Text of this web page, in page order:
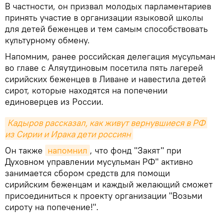
В частности, он призвал молодых парламентариев
принять участие в организации языковой школы
для детей беженцев и тем самым способствовать
культурному обмену.
Напомним, ранее российская делегация мусульман
во главе с Аляутдиновым посетила пять лагерей
сирийских беженцев в Ливане и навестила детей
сирот, которые находятся на попечении
единоверцев из России.
Кадыров рассказал, как живут вернувшиеся в РФ
из Сирии и Ирака дети россиян
Он также напомнил , что фонд "Закят" при
Духовном управлении мусульман РФ" активно
занимается сбором средств для помощи
сирийским беженцам и каждый желающий сможет
присоединиться к проекту организации "Возьми
сироту на попечение!".